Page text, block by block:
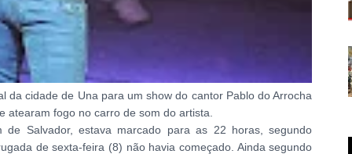
da cidade de Una para um show do cantor Pablo do Arrocha
fogo no carro de som do artista.
Salvador, estava marcado para as 22 horas, segundo
de sexta-feira (8) não havia começado. Ainda segundo